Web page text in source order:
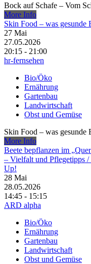
Bock auf Schafe – Vom
More Info
Skin Food – was
27 Mai
27.05.2026
20:15 - 21:00
hr-fernsehen
Bio/Öko
Ernährung
Gartenbau
Landwirtschaft
Obst und Gemüse
Skin Food – was
More Info
Beete bepflanzen im
– Vielfalt und Pflegetipps /​
Up!
28 Mai
28.05.2026
14:45 - 15:15
ARD alpha
Bio/Öko
Ernährung
Gartenbau
Landwirtschaft
Obst und Gemüse